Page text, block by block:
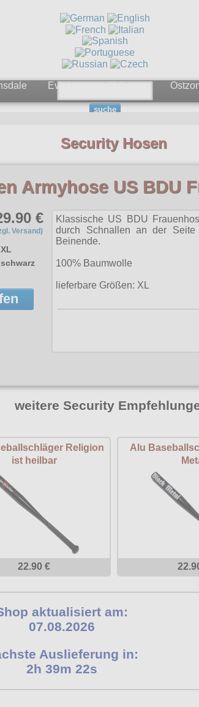
suche
Everlast
Security Hosen
Armyhose US BDU
€
Versand)
XL
schwarz
Klassische US BDU
durch Schnallen an der
Beinende.
100% Baumwolle
lieferbare Größen: XL
weitere Security
Religion
ist heilbar
22.90 €
Alu
aktualisiert am:
07.08.2026
Auslieferung in:
2h 39m 21s